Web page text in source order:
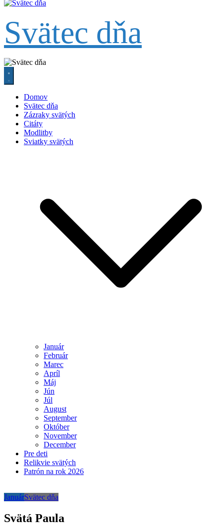
Svätec dňa
Domov
Svätec dňa
Zázraky svätých
Citáty
Modlitby
Sviatky svätých
Január
Február
Marec
Apríl
Máj
Jún
Júl
August
September
Október
November
December
Pre deti
Relikvie svätých
Patrón na rok 2026
JanuárSvätec dňa
Svätá Paula